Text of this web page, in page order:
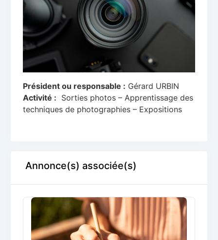
Président ou responsable : Gérard URBIN
Activité : Sorties photos – Apprentissage des
techniques de photographies – Expositions
Annonce(s) associée(s)